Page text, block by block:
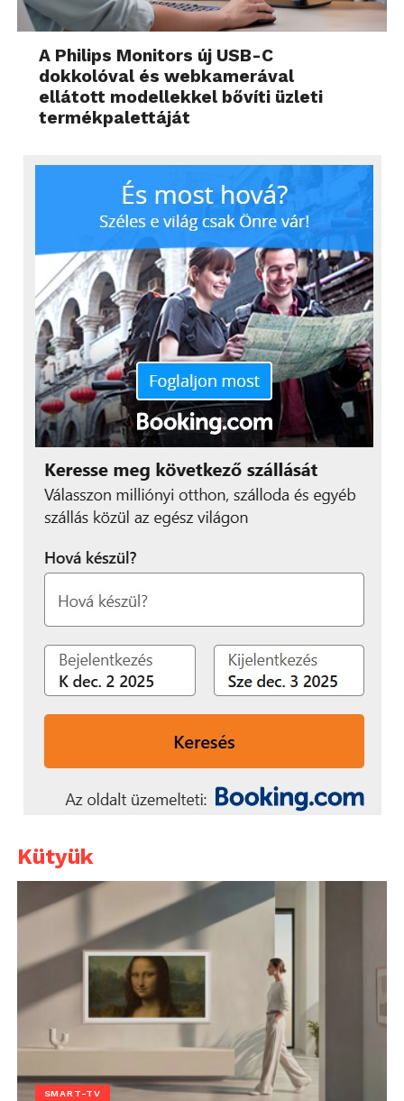
A Philips Monitors új USB-C
dokkolóval és webkamerával
ellátott modellekkel bővíti üzleti
termékpalettáját
Kütyük
SMART-TV